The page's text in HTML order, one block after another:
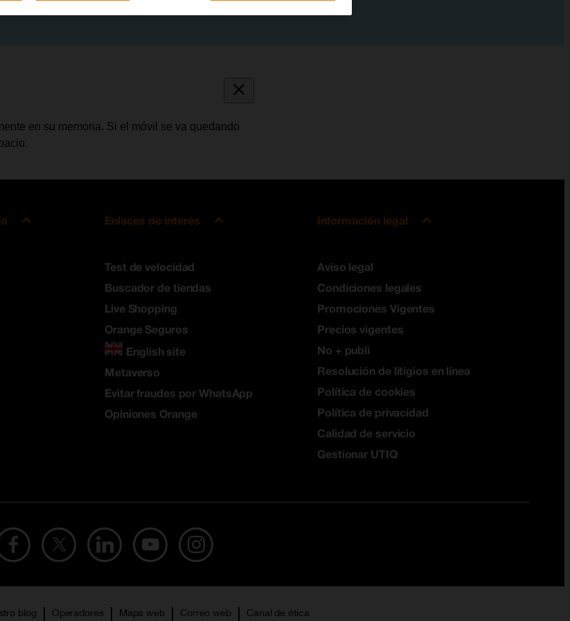
en su memoria. Si el móvil se va quedando
Enlaces de interés
Test de velocidad
Buscador de tiendas
Live Shopping
Orange Seguros
English site
Metaverso
Evitar fraudes por WhatsApp
Opiniones Orange
Información legal
Aviso legal
Condiciones legales
Promociones Vigentes
Precios vigentes
No + publi
Resolución de litigios en línea
Política de cookies
Política de privacidad
Calidad de servicio
Gestionar UTIQ
blog Operadores Mapa web Correo web Canal de ética